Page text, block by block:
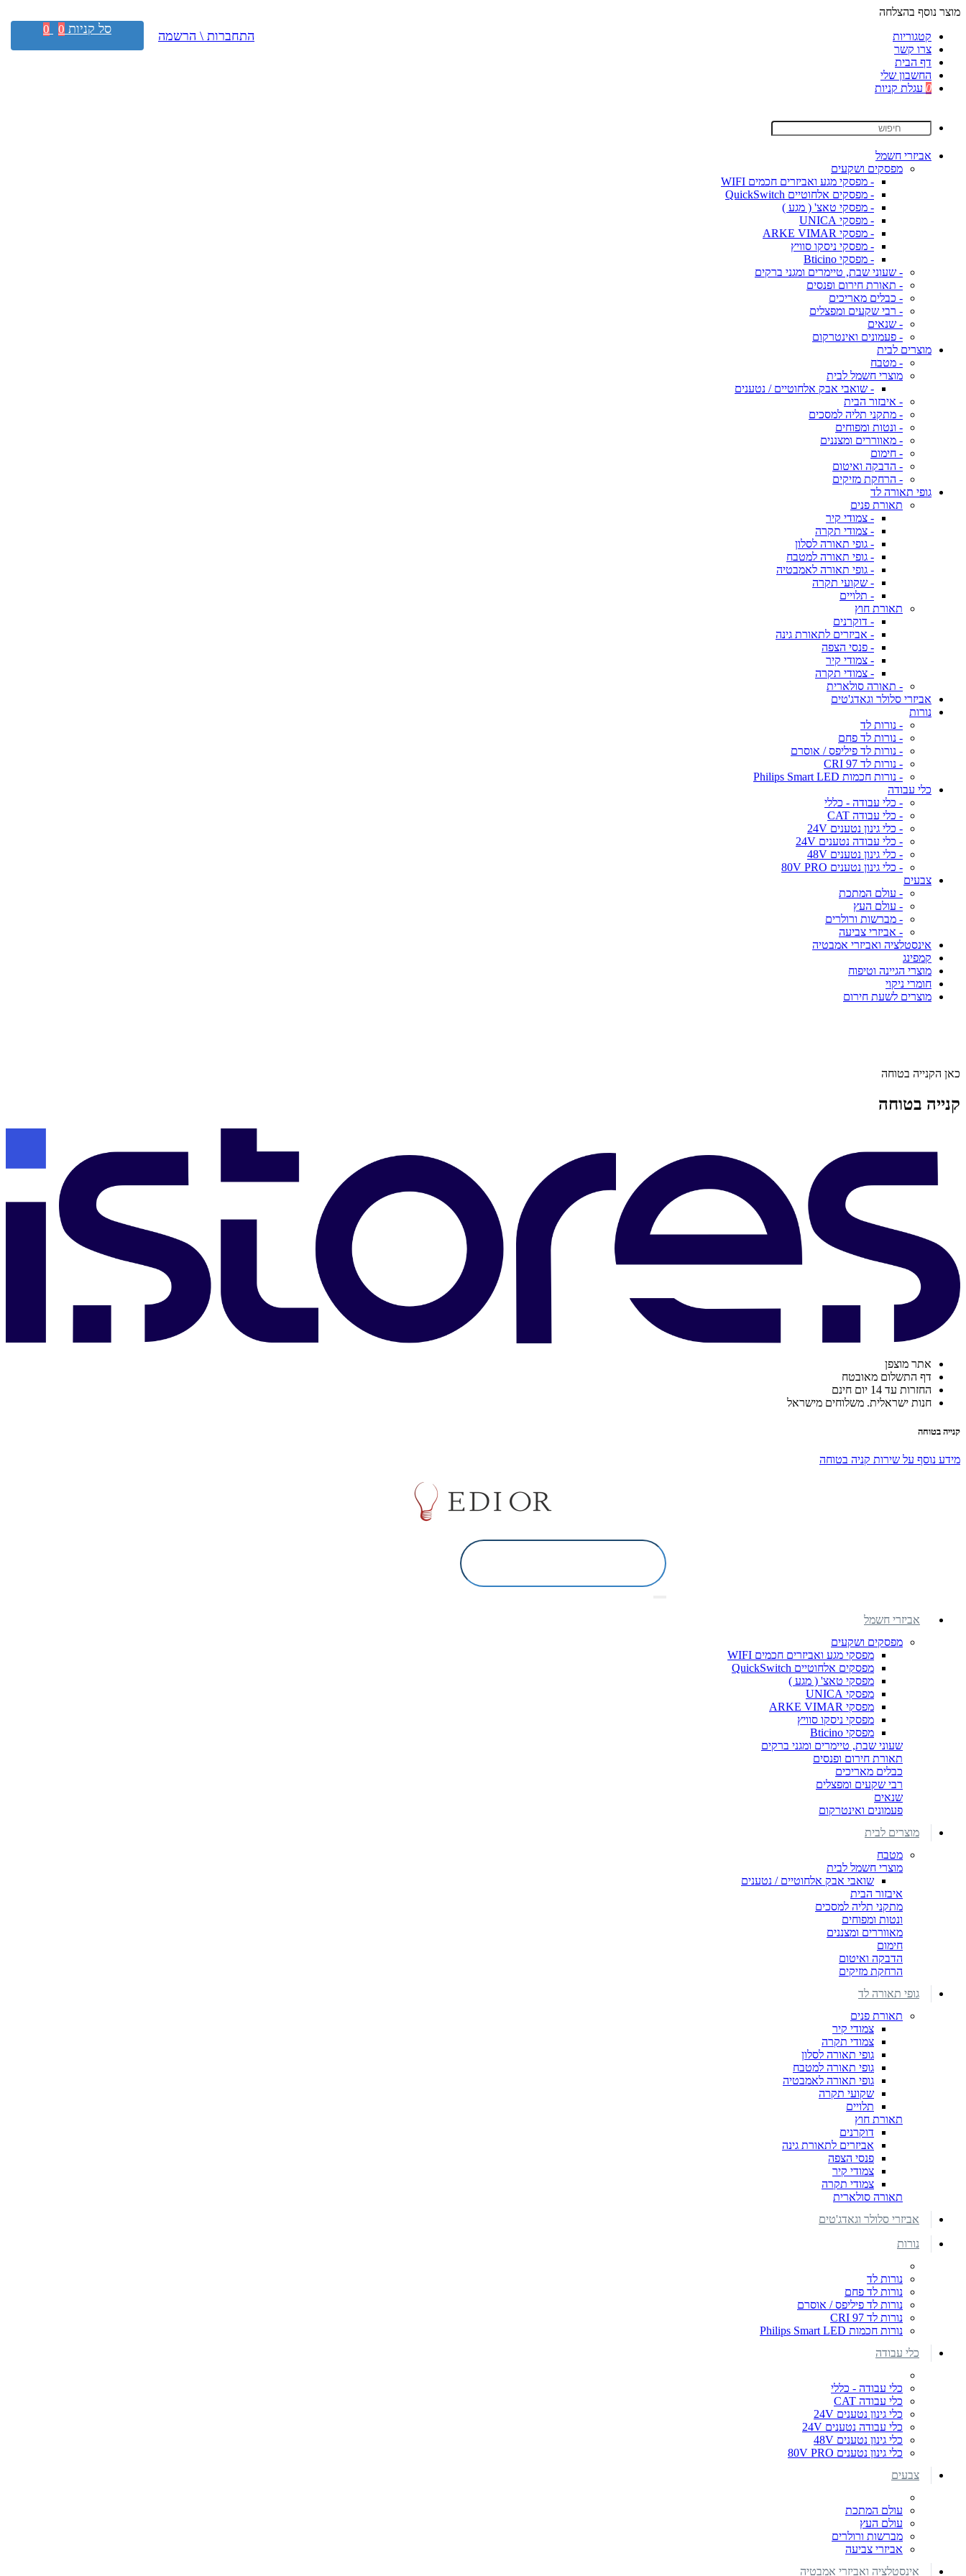
מוצר נוסף בהצלחה
קטגוריות
צרו קשר
דף הבית
החשבון שלי
0 עגלת קניות
אביזרי חשמל
מפסקים ושקעים
- מפסקי מגע ואביזרים חכמים WIFI
- מפסקים אלחוטיים QuickSwitch
- מפסקי טאצ' ( מגע )
- מפסקי UNICA
- מפסקי ARKE VIMAR
- מפסקי ניסקו סוויץ
- מפסקי Bticino
- שעוני שבת, טיימרים ומגני ברקים
- תאורת חירום ופנסים
- כבלים מאריכים
- רבי שקעים ומפצלים
- שנאים
- פעמונים ואינטרקום
מוצרים לבית
- מטבח
מוצרי חשמל לבית
- שואבי אבק אלחוטיים / נטענים
- איבזור הבית
- מתקני תליה למסכים
- ונטות ומפוחים
- מאווררים ומצננים
- חימום
- הדבקה ואיטום
- הרחקת מזיקים
גופי תאורה לד
תאורת פנים
- צמודי קיר
- צמודי תקרה
- גופי תאורה לסלון
- גופי תאורה למטבח
- גופי תאורה לאמבטיה
- שקועי תקרה
- תלויים
תאורת חוץ
- דוקרנים
- אביזרים לתאורת גינה
- פנסי הצפה
- צמודי קיר
- צמודי תקרה
- תאורה סולארית
אביזרי סלולר וגאדג'טים
נורות
- נורות לד
- נורות לד פחם
- נורות לד פיליפס / אוסרם
- נורות לד CRI 97
- נורות חכמות Philips Smart LED
כלי עבודה
- כלי עבודה - כללי
- כלי עבודה CAT
- כלי גינון נטענים 24V
- כלי עבודה נטענים 24V
- כלי גינון נטענים 48V
- כלי גינון נטענים 80V PRO
צבעים
- עולם המתכת
- עולם העץ
- מברשות ורולרים
- אביזרי צביעה
אינסטלציה ואביזרי אמבטיה
קמפינג
מוצרי הגיינה וטיפוח
חומרי ניקוי
מוצרים לשעת חירום
כאן הקנייה בטוחה
קנייה בטוחה
אתר מוצפן
דף התשלום מאובטח
החזרות עד 14 יום חינם
חנות ישראלית. משלוחים מישראל
קנייה בטוחה
מידע נוסף על שירות קניה בטוחה
התחברות \ הרשמה סל קניות 0
0
אביזרי חשמל
מפסקים ושקעים
מפסקי מגע ואביזרים חכמים WIFI
מפסקים אלחוטיים QuickSwitch
מפסקי טאצ' ( מגע )
מפסקי UNICA
מפסקי ARKE VIMAR
מפסקי ניסקו סוויץ
מפסקי Bticino
שעוני שבת, טיימרים ומגני ברקים
תאורת חירום ופנסים
כבלים מאריכים
רבי שקעים ומפצלים
שנאים
פעמונים ואינטרקום
מוצרים לבית
מטבח
מוצרי חשמל לבית
שואבי אבק אלחוטיים / נטענים
איבזור הבית
מתקני תליה למסכים
ונטות ומפוחים
מאווררים ומצננים
חימום
הדבקה ואיטום
הרחקת מזיקים
גופי תאורה לד
תאורת פנים
צמודי קיר
צמודי תקרה
גופי תאורה לסלון
גופי תאורה למטבח
גופי תאורה לאמבטיה
שקועי תקרה
תלויים
תאורת חוץ
דוקרנים
אביזרים לתאורת גינה
פנסי הצפה
צמודי קיר
צמודי תקרה
תאורה סולארית
אביזרי סלולר וגאדג'טים
נורות
נורות לד
נורות לד פחם
נורות לד פיליפס / אוסרם
נורות לד CRI 97
נורות חכמות Philips Smart LED
כלי עבודה
כלי עבודה - כללי
כלי עבודה CAT
כלי גינון נטענים 24V
כלי עבודה נטענים 24V
כלי גינון נטענים 48V
כלי גינון נטענים 80V PRO
צבעים
עולם המתכת
עולם העץ
מברשות ורולרים
אביזרי צביעה
אינסטלציה ואביזרי אמבטיה